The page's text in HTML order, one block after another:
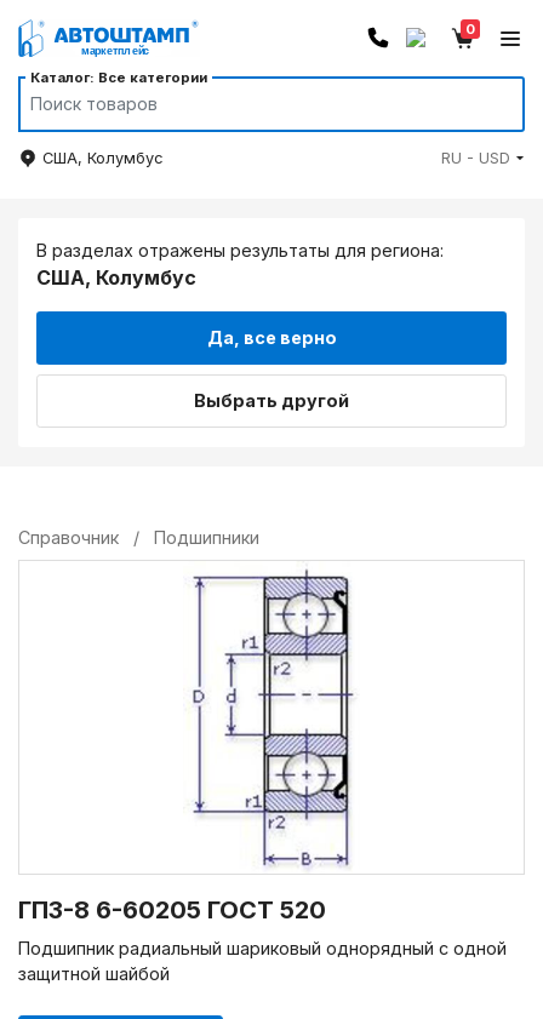
Каталог: Все категории
0
США, Колумбус RU - USD
В разделах отражены результаты для региона:
США, Колумбус
Да, все верно
Выбрать другой
Справочник / Подшипники
ГПЗ-8 6-60205 ГОСТ 520
Подшипник радиальный шариковый однорядный с одной
защитной шайбой